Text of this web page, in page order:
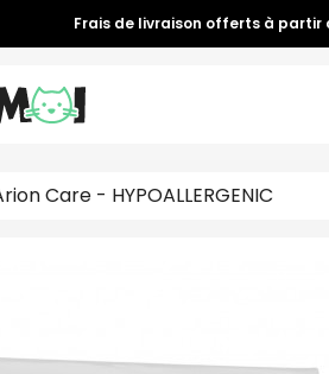
Frais de livraison offerts à partir
Care - HYPOALLERGENIC